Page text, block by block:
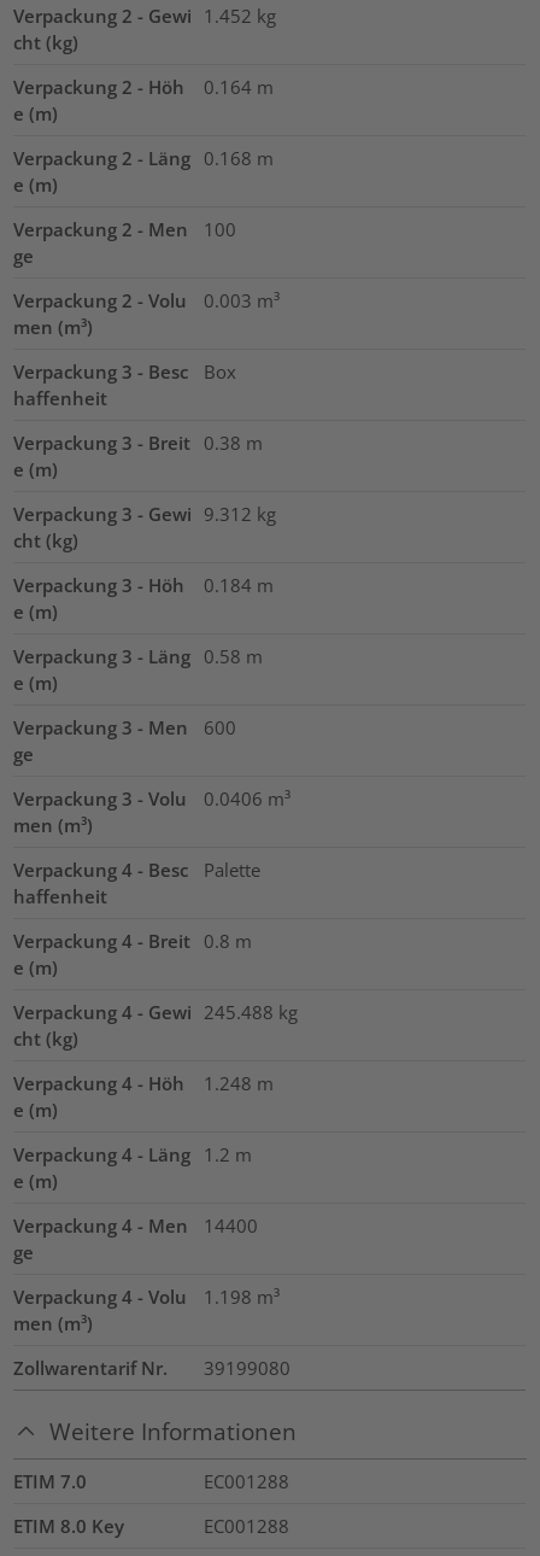
Verpackung 2 - Gewi
cht (kg)
1.452 kg
Verpackung 2 - Höh
e (m)
0.164 m
Verpackung 2 - Läng
e (m)
0.168 m
Verpackung 2 - Men
ge
100
Verpackung 2 - Volu
men (m³)
0.003 m³
Verpackung 3 - Besc
haffenheit
Box
Verpackung 3 - Breit
e (m)
0.38 m
Verpackung 3 - Gewi
cht (kg)
9.312 kg
Verpackung 3 - Höh
e (m)
0.184 m
Verpackung 3 - Läng
e (m)
0.58 m
Verpackung 3 - Men
ge
600
Verpackung 3 - Volu
men (m³)
0.0406 m³
Verpackung 4 - Besc
haffenheit
Palette
Verpackung 4 - Breit
e (m)
0.8 m
Verpackung 4 - Gewi
cht (kg)
245.488 kg
Verpackung 4 - Höh
e (m)
1.248 m
Verpackung 4 - Läng
e (m)
1.2 m
Verpackung 4 - Men
ge
14400
Verpackung 4 - Volu
men (m³)
1.198 m³
Zollwarentarif Nr. 39199080
Weitere Informationen
ETIM 7.0
EC001288
ETIM 8.0 Key
EC001288